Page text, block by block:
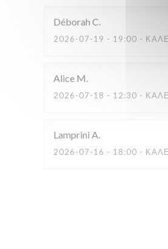
Déborah C
2026-07-19 - 19:00 -
Alice M
2026-07-18 - 12:30 -
Lamprini A
2026-07-16 - 18:00 -